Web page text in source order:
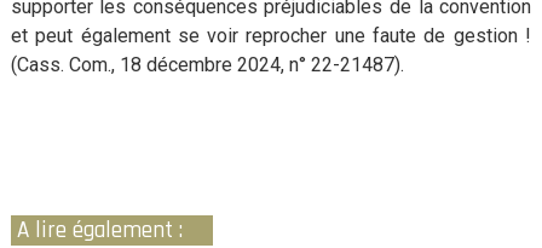
supporter les conséquences préjudiciables de la convention
et peut également se voir reprocher une faute de gestion !
(Cass. Com., 18 décembre 2024, n° 22-21487).
A lire également :